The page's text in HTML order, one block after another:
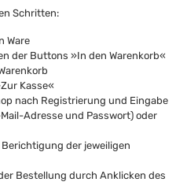
Schritten:
Ware
der Buttons »In den Warenkorb«
Kasse«
nach Registrierung und Eingabe
Adresse und Passwort) oder
der jeweiligen
Bestellung durch Anklicken des